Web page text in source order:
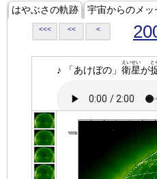
はやぶさの軌跡 宇宙からのメッ
<<< << <
♪ 「あけぼの」 衛星
えいせい
が
と